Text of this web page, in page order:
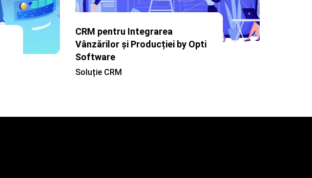
CRM pentru Integrarea
Vânzărilor și Producției by Opti
Software
Soluție CRM